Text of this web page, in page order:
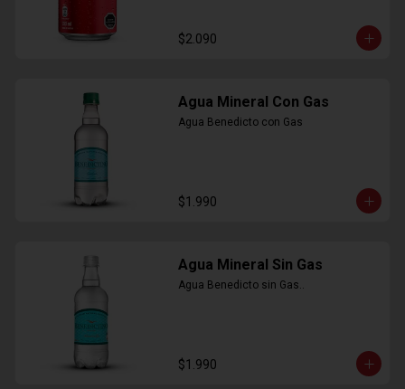
$2.090
Agua Mineral Con Gas
Agua Benedicto con Gas
$1.990
Agua Mineral Sin Gas
Agua Benedicto sin Gas..
$1.990